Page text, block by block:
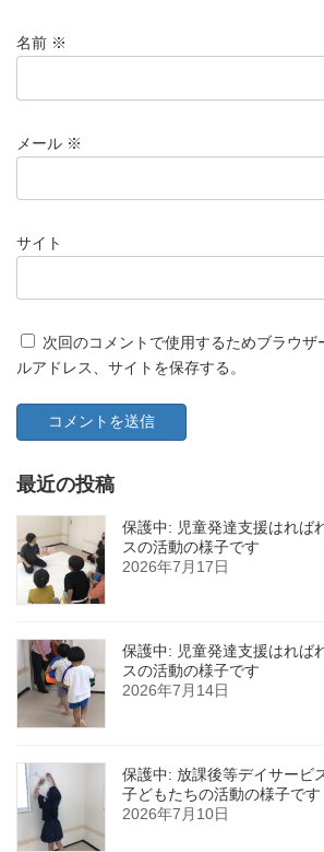
名前 ※
メール ※
サイト
次回のコメントで使用するためブラウザ
ルアドレス、サイトを保存する。
最近の投稿
保護中: 児童発達支援はれば
スの活動の様子です
2026年7月17日
保護中: 児童発達支援はれば
スの活動の様子です
2026年7月14日
保護中: 放課後等デイサービ
子どもたちの活動の様子です
2026年7月10日